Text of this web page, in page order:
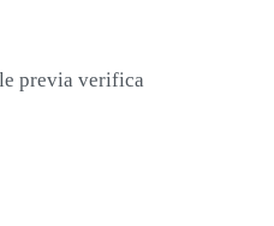
previa verifica